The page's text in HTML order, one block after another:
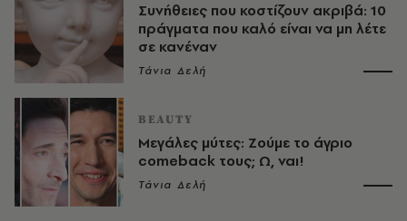
Συνήθειες που κοστίζουν ακριβά: 10
πράγματα που καλό είναι να μη λέτε
σε κανέναν
Τάνια Δελή
BEAUTY
Μεγάλες μύτες: Ζούμε το άγριο
comeback τους; Ω, ναι!
Τάνια Δελή